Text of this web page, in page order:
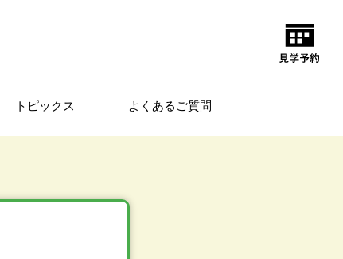
トピックス よくあるご質問